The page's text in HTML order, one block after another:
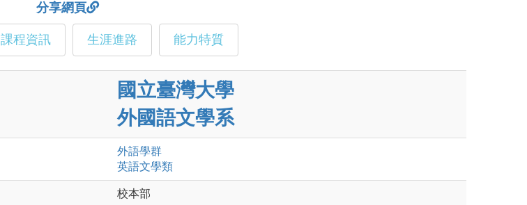
分享網頁
課程資訊 生涯進路 能力特質
國立臺灣大學
外國語文學系
外語學群
英語文學類
校本部